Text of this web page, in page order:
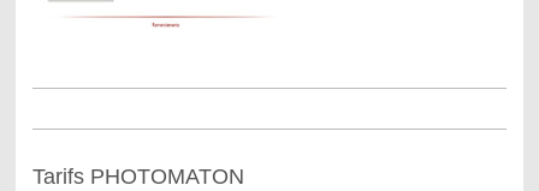
Tarifs PHOTOMATON